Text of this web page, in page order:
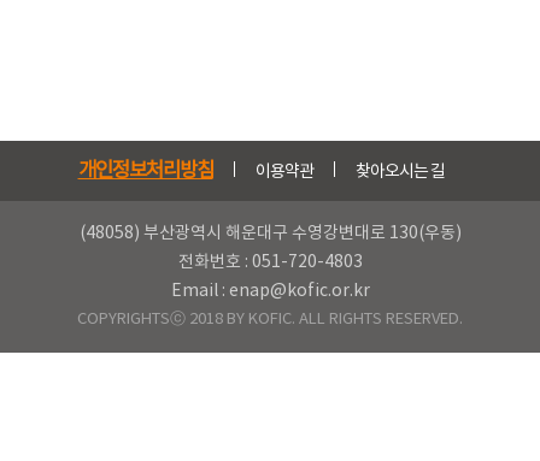
개인정보처리방침 이용약관 찾아오시는 길
(48058) 부산광역시 해운대구 수영강변대로 130(우동)
전화번호 : 051-720-4803
Email : enap@kofic.or.kr
COPYRIGHTSⓒ 2018 BY KOFIC. ALL RIGHTS RESERVED.